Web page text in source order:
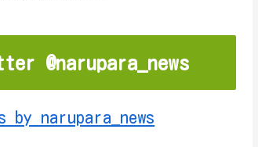
@narupara_news
by narupara_news